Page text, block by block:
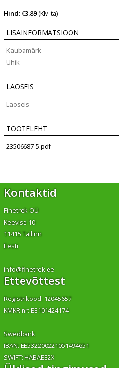
Hind: €3.89(KM-ta)
LISAINFORMATSIOON
Kaubamärk
Ühik
LAOSEIS
Laoseis
TOOTELEHT
23506687-5.pdf
Kontaktid
Finetrek OÜ
Keevise 10
11415 Tallinn
Eesti
info@finetrek.ee
Ettevõttest
Registrikood: 12045657
KMKR nr: EE101424174
Swedbank
IBAN: EE532200221051494651
SWIFT: HABAEE2X